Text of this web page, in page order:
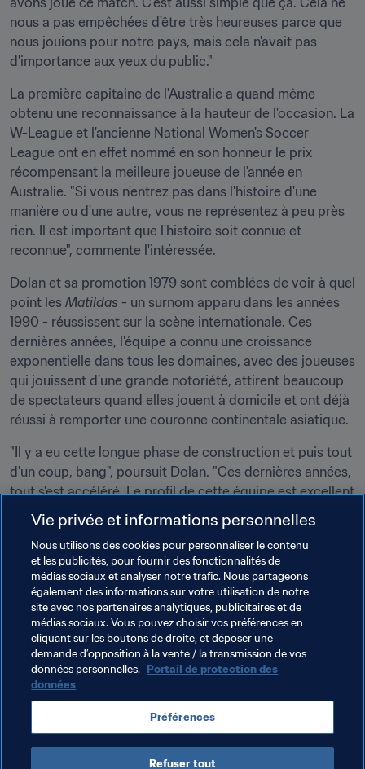
nous a pas empêchées d'être très heureuses parce que
nous jouions pour notre pays, mais cela n'avait pas
d'importance aux yeux du public."
La première capitaine de l'Australie a quand même
obtenu une reconnaissance à la hauteur de l'occasion. La
W-League et l'ancienne National Women's Soccer
League ont en effet nommé en son honneur le prix
récompensant la meilleure joueuse de l'année en
Australie. "Si vous n'entrez pas dans l'histoire d'une
manière ou d'une autre, vous ne représentez à peu près
rien. Il est important que l'histoire soit connue et
reconnue", commente l'intéressée.
Dolan et sa promotion 1979 sont comblées de voir à quel
point les Matildas - un surnom apparu dans les années
1990 - réussissent sur la scène internationale. Ces
dernières années, l'équipe a connu une croissance
exponentielle dans tous les domaines, avec des joueuses
qui jouissent d'une grande notoriété, attirent beaucoup
de spectateurs quand elles jouent à domicile et ont déjà
réussi à remporter une couronne continentale asiatique.
"Il y a eu cette longue phase de construction et puis tout
d'un coup, bang", poursuit Dolan. "Ces dernières années,
tout s'est accéléré. Le profil de cette équipe est excellent
pour le sport en général et le sport féminin en particulier.
Nos internationales sont connues, du moins leurs noms
évoquent quelque chose pour la plupart des gens en
Australie. Qui aurait cru que cela arriverait un jour ?"
Thèmes en lien
Coupe du Monde Féminine de la FIFA 2023
Australia
Vie privée et informations personnelles
Nous utilisons des cookies pour personnaliser le contenu
et les publicités, pour fournir des fonctionnalités de
médias sociaux et analyser notre trafic. Nous partageons
également des informations sur votre utilisation de notre
site avec nos partenaires analytiques, publicitaires et de
médias sociaux. Vous pouvez choisir vos préférences en
cliquant sur les boutons de droite, et déposer une
demande d’opposition à la vente / la transmission de vos
données personnelles. Portail de protection des
données
Préférences
Refuser tout